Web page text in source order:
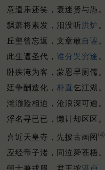
意遣乐还笑，衰迷贤与愚。
飘萧将素发，汨没听洪炉 。
丘壑曾忘返，文章敢 自诬 。
此生遭圣代， 谁分哭穷途 。
卧疾淹为客，蒙恩早厕儒。
廷争酬造化， 朴直乞江湖。
滟滪险相迫，沧浪深可逾。
浮名寻已已，懒计却区区。
喜近天皇寺，先披古画图 ⑷
应经帝子渚，同泣舜苍梧。
朝士兼戎服，君王按湛卢